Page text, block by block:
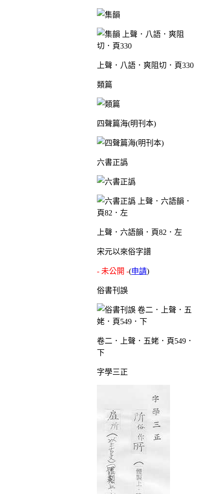
上聲．八語．爽阻切．頁330
類篇
四聲篇海(明刊本)
六書正譌
上聲．六語韻．頁82．左
宋元以來俗字譜
- 未公開 -(申請)
俗書刊誤
卷二．上聲．五姥．頁549．
下
字學三正